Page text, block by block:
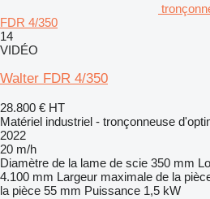
FDR 4/350
14
VIDÉO
Walter FDR 4/350
28.800 € HT
Matériel industriel - tronçonneuse
2022
20 m/h
Diamètre de la lame de scie 350 mm
4.100 mm Largeur maximale de la
la pièce 55 mm Puissance 1,5 kW